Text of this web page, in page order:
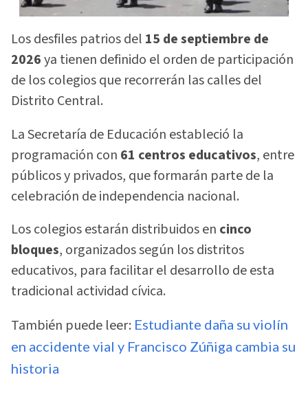
Los desfiles patrios del 15 de septiembre de
2026ya tienen definido el orden de participación
de los colegios que recorrerán las calles del
Distrito Central.
La Secretaría de Educación estableció la
programación con 61 centros educativos, entre
públicos y privados, que formarán parte de la
celebración de independencia nacional.
Los colegios estarán distribuidos en cinco
bloques, organizados según los distritos
educativos, para facilitar el desarrollo de esta
tradicional actividad cívica.
También puede leer: Estudiante daña su violín
en accidente vial y Francisco Zúñiga cambia su
historia